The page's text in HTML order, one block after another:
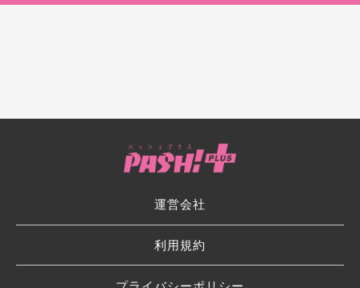
運営会社
利用規約